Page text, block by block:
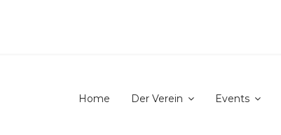
Home Der Verein Events